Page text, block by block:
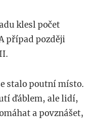
klesl počet
případ později
stalo poutní místo.
ďáblem, ale lidí,
a povznášet,